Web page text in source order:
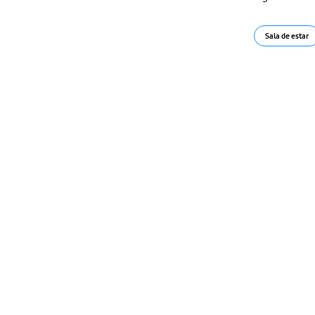
Sala de estar